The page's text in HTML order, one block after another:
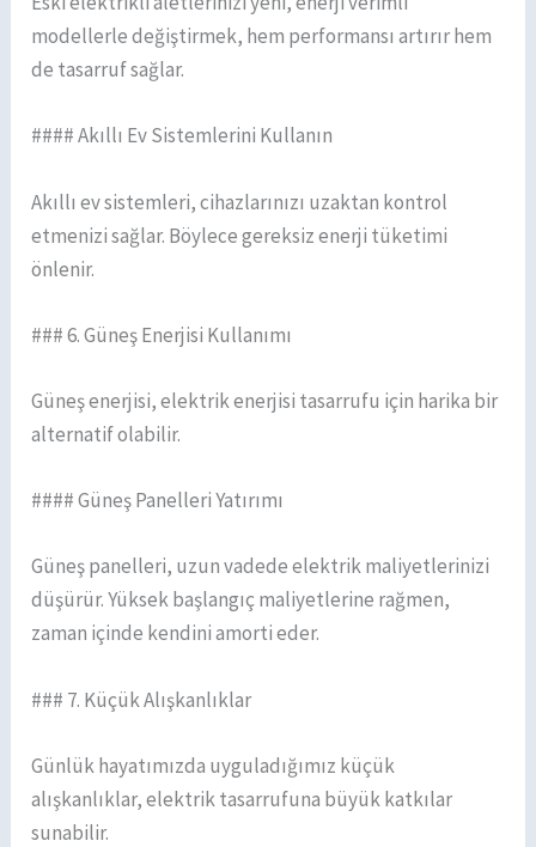
modellerle değiştirmek, hem performansı artırır hem
de tasarruf sağlar.
#### Akıllı Ev Sistemlerini Kullanın
Akıllı ev sistemleri, cihazlarınızı uzaktan kontrol
etmenizi sağlar. Böylece gereksiz enerji tüketimi
önlenir.
### 6. Güneş Enerjisi Kullanımı
Güneş enerjisi, elektrik enerjisi tasarrufu için harika bir
alternatif olabilir.
#### Güneş Panelleri Yatırımı
Güneş panelleri, uzun vadede elektrik maliyetlerinizi
düşürür. Yüksek başlangıç maliyetlerine rağmen,
zaman içinde kendini amorti eder.
### 7. Küçük Alışkanlıklar
Günlük hayatımızda uyguladığımız küçük
alışkanlıklar, elektrik tasarrufuna büyük katkılar
sunabilir.